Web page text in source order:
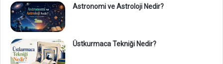
Astronomi ve Astroloji Nedir?
Üstkurmaca Tekniği Nedir?